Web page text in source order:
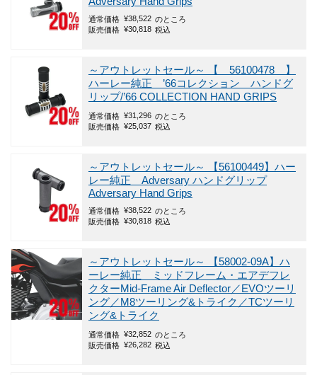
通常価格 ¥38,522 のところ
販売価格 ¥30,818 税込
～アウトレットセール～
【 56100478 】
ハーレー純正 ’66コレクション ハンドグ
リップ/’66 COLLECTION HAND GRIPS
通常価格 ¥31,296 のところ
販売価格 ¥25,037 税込
～アウトレットセール～
【56100449】ハー
レー純正 Adversary ハンドグリップ
Adversary Hand Grips
通常価格 ¥38,522 のところ
販売価格 ¥30,818 税込
～アウトレットセール～
【58002-09A】ハ
ーレー純正 ミッドフレーム・エアデフレ
クターMid-Frame Air Deflector／EVOツーリ
ング／M8ツーリング&トライク／TCツーリ
ング&トライク
通常価格 ¥32,852 のところ
販売価格 ¥26,282 税込